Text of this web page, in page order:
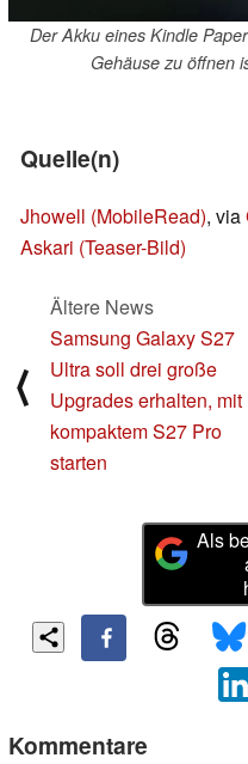
Der Akku eines Kindle
Gehäuse zu öffnen
Quelle(n)
Jhowell (MobileRead), via
Askari (Teaser-Bild)
⟨
Ältere News
Samsung Galaxy S27
Ultra soll drei große
Upgrades erhalten, mit
kompaktem S27 Pro
starten
Als
Kommentare